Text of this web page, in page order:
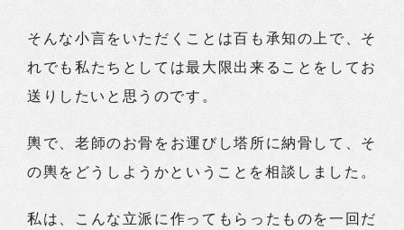
そんな小言をいただくことは百も承知の上で、そ
れでも私たちとしては最大限出来ることをしてお
送りしたいと思うのです。
輿で、老師のお骨をお運びし塔所に納骨して、そ
の輿をどうしようかということを相談しました。
私は、こんな立派に作ってもらったものを一回だ